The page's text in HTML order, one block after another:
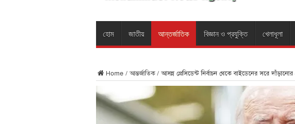
হোম জাতীয় আন্তর্জাতিক বিজ্ঞান ও প্রযুক্তি খেলাধূলা
Home / আন্তর্জাতিক/ আসন্ন প্রেসিডেন্ট নির্বাচন থেকে বাইডেনের সরে